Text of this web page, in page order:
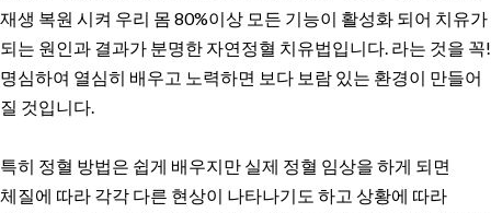
재생 복원 시켜 우리 몸 80%이상 모든 기능이 활성화 되어 치유가
되는 원인과 결과가 분명한 자연정혈 치유법입니다. 라는 것을 꼭!
명심하여 열심히 배우고 노력하면 보다 보람 있는 환경이 만들어
질 것입니다.
특히 정혈 방법은 쉽게 배우지만 실제 정혈 임상을 하게 되면
체질에 따라 각각 다른 현상이 나타나기도 하고 상황에 따라